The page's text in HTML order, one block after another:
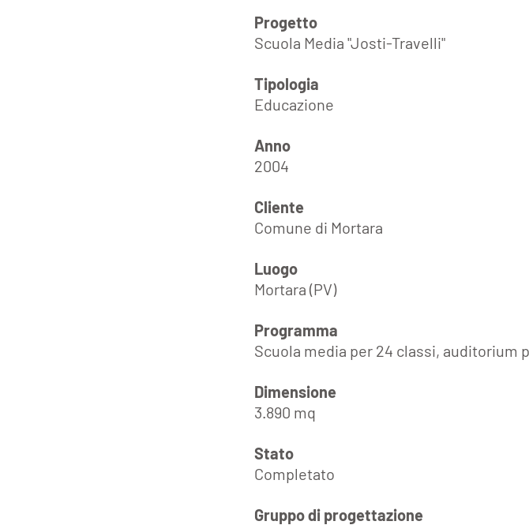
Progetto
Scuola Media "Josti-Travelli"
Tipologia
Educazione
Anno
2004
Cliente
Comune di Mortara
Luogo
Mortara (PV)
Programma
Scuola media per 24 classi, auditorium
Dimensione
3.890 mq
Stato
Completato
Gruppo di progettazione